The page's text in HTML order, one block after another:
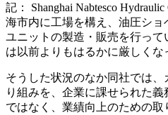
記： Shanghai Nabtesco
海市内に工場を構え、油圧シ
ユニットの製造・販売を行っ
は以前よりもはるかに厳しくな
そうした状況のなか同社では
り組みを、企業に課せられた
ではなく、業績向上のための